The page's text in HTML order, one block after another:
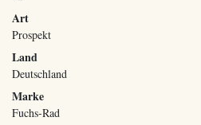
Art
Prospekt
Land
Deutschland
Marke
Fuchs-Rad